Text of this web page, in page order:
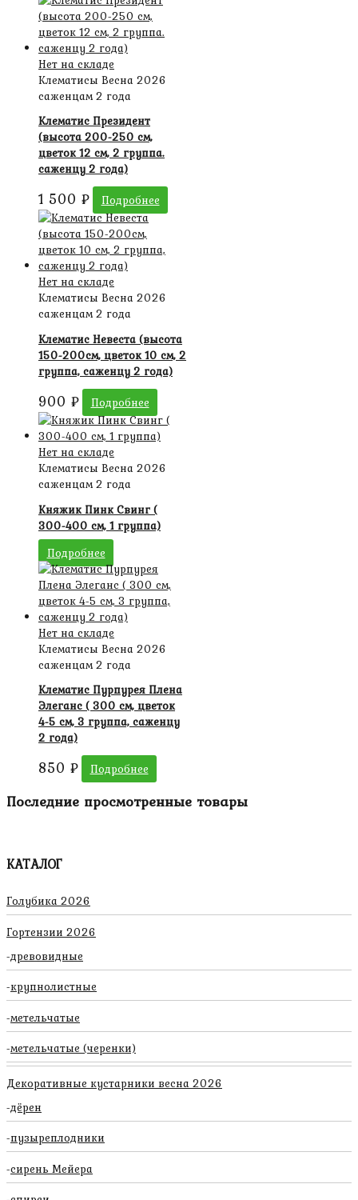
КАТАЛОГ
Голубика 2026
Гортензии 2026
древовидные
крупнолистные
метельчатые
метельчатые (черенки)
Декоративные кустарники весна 2026
дёрен
пузыреплодники
сирень Мейера
Нет на складе
Клематисы Весна 2026
саженцам 2 года
Клематис Президент
(высота 200-250 см,
цветок 12 см, 2 группа.
саженцу 2 года)
1 500 ₽ Подробнее
Нет на складе
Клематисы Весна 2026
саженцам 2 года
Клематис Невеста (высота
150-200см, цветок 10 см, 2
группа, саженцу 2 года)
900 ₽ Подробнее
Нет на складе
Клематисы Весна 2026
саженцам 2 года
Княжик Пинк Свинг (
300-400 см, 1 группа)
Подробнее
Нет на складе
Клематисы Весна 2026
саженцам 2 года
Клематис Пурпурея Плена
Элеганс ( 300 см, цветок
4-5 см, 3 группа, саженцу
2 года)
850 ₽ Подробнее
Последние просмотренные товары